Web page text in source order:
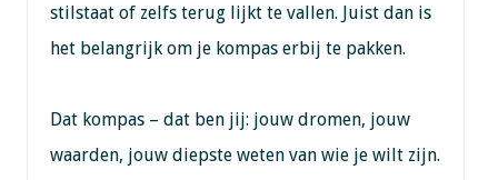
stilstaat of zelfs terug lijkt te vallen. Juist dan is
het belangrijk om je kompas erbij te pakken.
Dat kompas – dat ben jij: jouw dromen, jouw
waarden, jouw diepste weten van wie je wilt zijn.